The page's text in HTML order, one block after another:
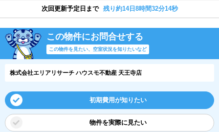
次回更新予定日まで 残り約14日8時間32分14秒
この物件にお問合せする
この物件を見たい、空室状況を知りたいなど
株式会社エリアリサーチ ハウスモ不動産 天王寺店
初期費用が知りたい
物件を実際に見たい